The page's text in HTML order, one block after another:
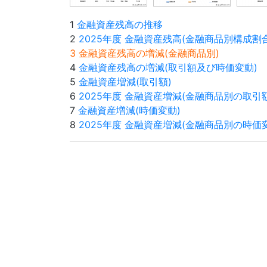
1 金融資産残高の推移
2 2025年度 金融資産残高(金融商品別構成割
3 金融資産残高の増減(金融商品別)
4 金融資産残高の増減(取引額及び時価変動)
5 金融資産増減(取引額)
6 2025年度 金融資産増減(金融商品別の取引
7 金融資産増減(時価変動)
8 2025年度 金融資産増減(金融商品別の時価